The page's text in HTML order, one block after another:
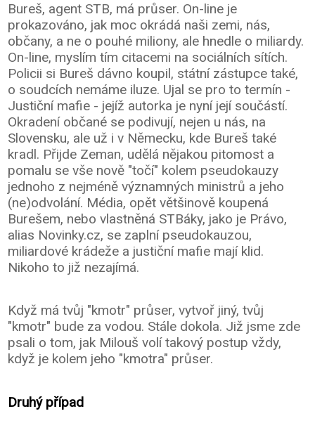
Bureš, agent STB, má průser. On-line je
prokazováno, jak moc okrádá naši zemi, nás,
občany, a ne o pouhé miliony, ale hnedle o miliardy.
On-line, myslím tím citacemi na sociálních sítích.
Policii si Bureš dávno koupil, státní zástupce také,
o soudcích nemáme iluze. Ujal se pro to termín -
Justiční mafie - jejíž autorka je nyní její součástí.
Okradení občané se podivují, nejen u nás, na
Slovensku, ale už i v Německu, kde Bureš také
kradl. Přijde Zeman, udělá nějakou pitomost a
pomalu se vše nově "točí" kolem pseudokauzy
jednoho z nejméně významných ministrů a jeho
(ne)odvolání. Média, opět většinově koupená
Burešem, nebo vlastněná STBáky, jako je Právo,
alias Novinky.cz, se zaplní pseudokauzou,
miliardové krádeže a justiční mafie mají klid.
Nikoho to již nezajímá.
Když má tvůj "kmotr" průser, vytvoř jiný, tvůj
"kmotr" bude za vodou. Stále dokola. Již jsme zde
psali o tom, jak Milouš volí takový postup vždy,
když je kolem jeho "kmotra" průser.
Druhý případ